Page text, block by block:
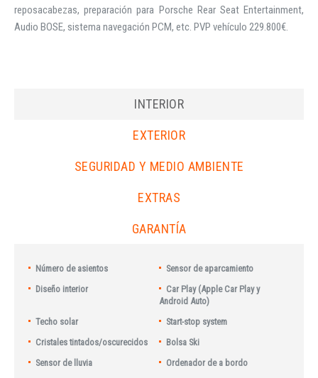
reposacabezas, preparación para Porsche Rear Seat Entertainment,
Audio BOSE, sistema navegación PCM, etc. PVP vehículo 229.800€.
INTERIOR
EXTERIOR
SEGURIDAD Y MEDIO AMBIENTE
EXTRAS
GARANTÍA
Número de asientos
Sensor de aparcamiento
Diseño interior
Car Play (Apple Car Play y
Android Auto)
Techo solar
Start-stop system
Cristales tintados/oscurecidos
Bolsa Ski
Sensor de lluvia
Ordenador de a bordo